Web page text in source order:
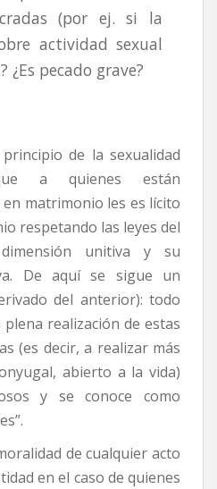
(por ej. si la
actividad sexual
¿Es pecado grave?
de la sexualidad
a quienes están
matrimonio les es lícito
respetando las leyes del
unitiva y su
De aquí se sigue un
del anterior): todo
realización de estas
(es decir, a realizar más
abierto a la vida)
y se conoce como
de cualquier acto
en el caso de quienes